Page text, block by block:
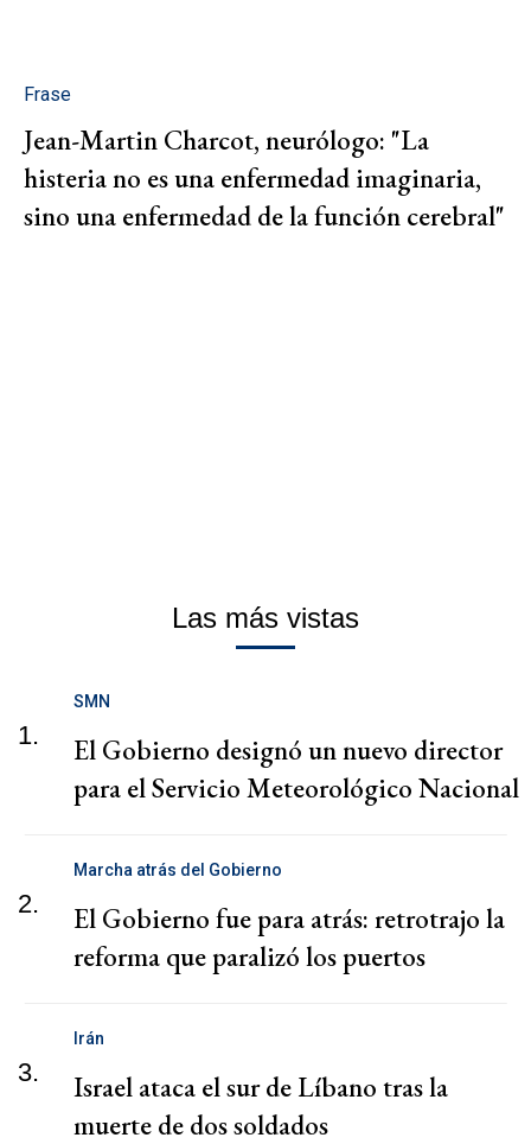
Frase
Jean-Martin Charcot, neurólogo: "La
histeria no es una enfermedad imaginaria,
sino una enfermedad de la función cerebral"
Las más vistas
1.
SMN
El Gobierno designó un nuevo director
para el Servicio Meteorológico Nacional
2.
Marcha atrás del Gobierno
El Gobierno fue para atrás: retrotrajo la
reforma que paralizó los puertos
3.
Irán
Israel ataca el sur de Líbano tras la
muerte de dos soldados